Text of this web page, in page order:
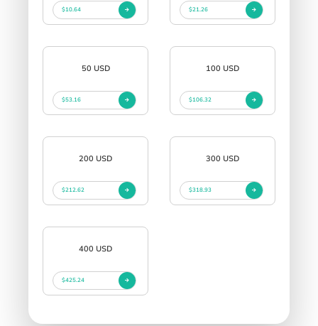
$10.64 $21.26
50 USD
$53.16
100 USD
$106.32
200 USD
$212.62
300 USD
$318.93
400 USD
$425.24